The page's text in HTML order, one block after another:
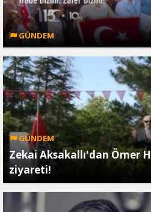
GÜNDEM
GÜNDEM
Zekai Aksakallı'dan Ömer
ziyareti!